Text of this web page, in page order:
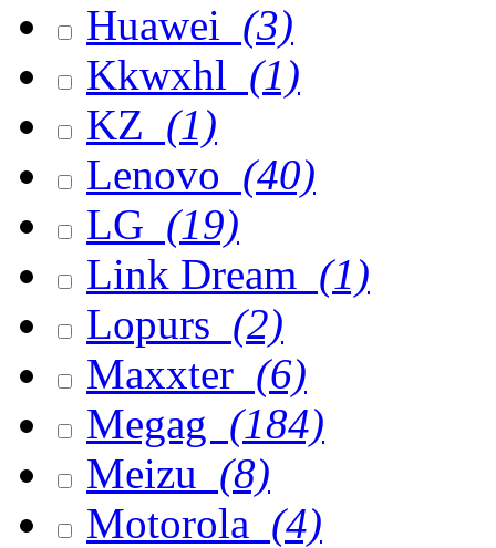
Huawei (3)
Kkwxhl (1)
KZ (1)
Lenovo (40)
LG (19)
Link Dream (1)
Lopurs (2)
Maxxter (6)
Megag (184)
Meizu (8)
Motorola (4)